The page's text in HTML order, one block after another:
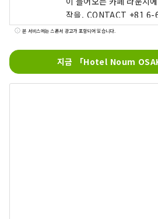
작을. CONTACT +81 6-6940-0882
noum.osaka@no-
본 서비스에는 스폰서 광고가 포함되어 있습니다.
지금 「Hotel Noum